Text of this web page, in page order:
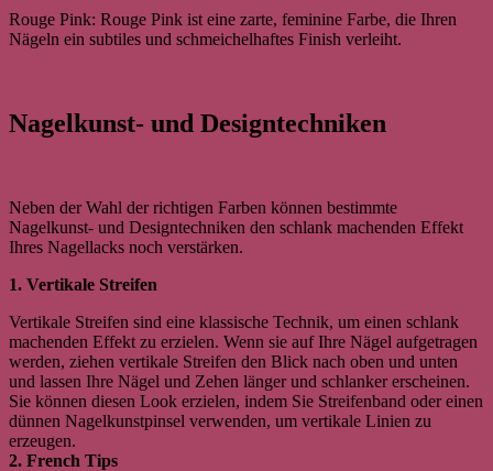
Rouge Pink: Rouge Pink ist eine zarte, feminine Farbe, die Ihren
Nägeln ein subtiles und schmeichelhaftes Finish verleiht.
Nagelkunst- und Designtechniken
Neben der Wahl der richtigen Farben können bestimmte
Nagelkunst- und Designtechniken den schlank machenden Effekt
Ihres Nagellacks noch verstärken.
1. Vertikale Streifen
Vertikale Streifen sind eine klassische Technik, um einen schlank
machenden Effekt zu erzielen. Wenn sie auf Ihre Nägel aufgetragen
werden, ziehen vertikale Streifen den Blick nach oben und unten
und lassen Ihre Nägel und Zehen länger und schlanker erscheinen.
Sie können diesen Look erzielen, indem Sie Streifenband oder einen
dünnen Nagelkunstpinsel verwenden, um vertikale Linien zu
erzeugen.
2. French Tips